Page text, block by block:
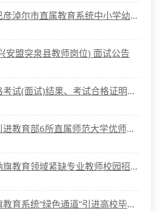
2026内蒙古事业单位招聘巴彦淖尔市直属教育系统中小学幼儿园教师面试公告
安盟突泉县教师岗位) 面试公告
2025下半年中小学教师资格考试(面试)结果、考试合格证明的通知
2026内蒙古包头市达茂旗引进教育部6所直属师范大学优师计划毕业生面试公告
2026内蒙古阿拉善盟额济纳旗教育领域紧缺专业教师校园招聘面试公告
2026内蒙古赤峰市翁牛特旗教育系统“绿色通道”引进高校毕业生面试公告